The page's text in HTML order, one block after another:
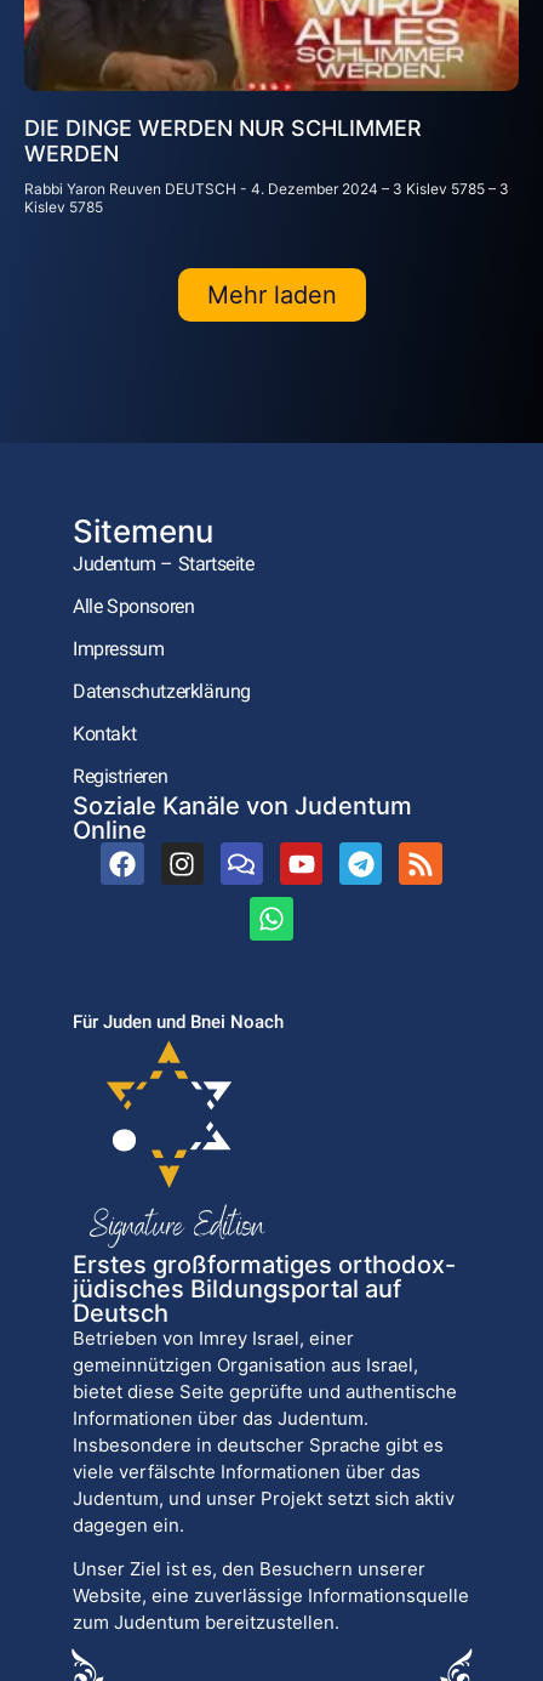
DIE DINGE WERDEN NUR SCHLIMMER
WERDEN
Rabbi Yaron Reuven DEUTSCH
4. Dezember 2024 – 3 Kislev 5785 – 3
Kislev 5785
Mehr laden
Sitemenu
Judentum – Startseite
Alle Sponsoren
Impressum
Datenschutzerklärung
Kontakt
Registrieren
Soziale Kanäle von Judentum
Online
Für Juden und Bnei Noach
Erstes großformatiges orthodox-
jüdisches Bildungsportal auf
Deutsch
Betrieben von Imrey Israel, einer
gemeinnützigen Organisation aus Israel,
bietet diese Seite geprüfte und authentische
Informationen über das Judentum.
Insbesondere in deutscher Sprache gibt es
viele verfälschte Informationen über das
Judentum, und unser Projekt setzt sich aktiv
dagegen ein.
Unser Ziel ist es, den Besuchern unserer
Website, eine zuverlässige Informationsquelle
zum Judentum bereitzustellen.